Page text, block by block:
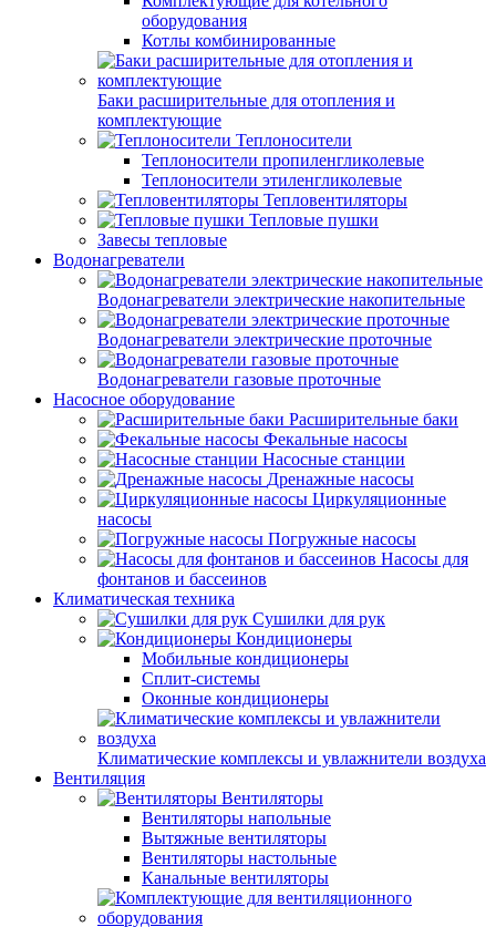
оборудования
Котлы комбинированные
Баки расширительные для отопления и
комплектующие
Теплоносители
Теплоносители пропиленгликолевые
Теплоносители этиленгликолевые
Тепловентиляторы
Тепловые пушки
Завесы тепловые
Водонагреватели
Водонагреватели электрические накопительные
Водонагреватели электрические проточные
Водонагреватели газовые проточные
Насосное оборудование
Расширительные баки
Фекальные насосы
Насосные станции
Дренажные насосы
Циркуляционные
насосы
Погружные насосы
Насосы для
фонтанов и бассеинов
Климатическая техника
Сушилки для рук
Кондиционеры
Мобильные кондиционеры
Сплит-системы
Оконные кондиционеры
Климатические комплексы и увлажнители воздуха
Вентиляция
Вентиляторы
Вентиляторы напольные
Вытяжные вентиляторы
Вентиляторы настольные
Канальные вентиляторы